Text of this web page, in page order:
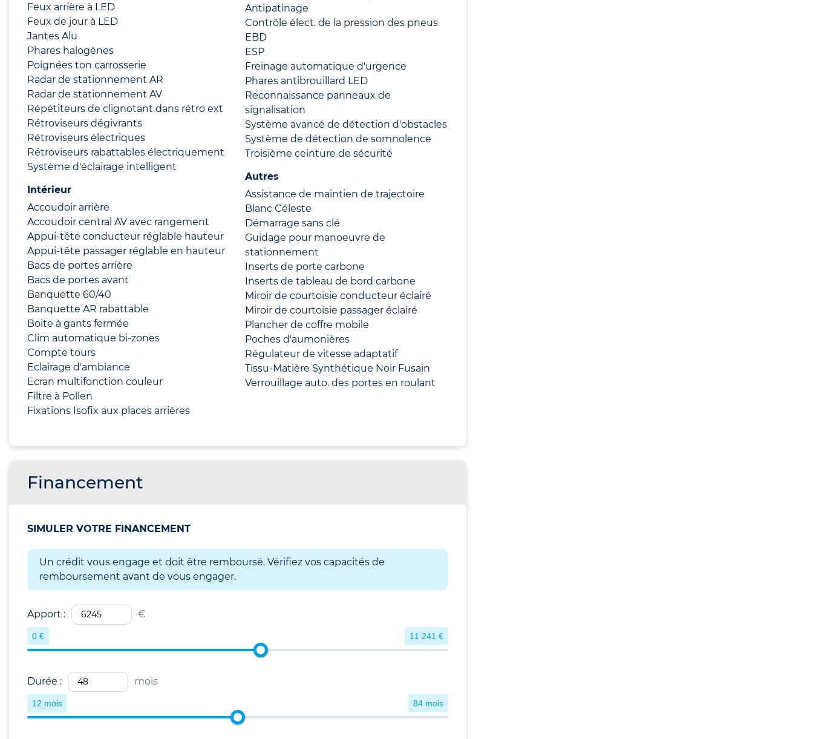
Feux arrière à LED
Feux de jour à LED
Jantes Alu
Phares halogènes
Poignées ton carrosserie
Radar de stationnement AR
Radar de stationnement AV
Répétiteurs de clignotant dans rétro ext
Rétroviseurs dégivrants
Rétroviseurs électriques
Rétroviseurs rabattables électriquement
Système d'éclairage intelligent
Intérieur
Accoudoir arrière
Accoudoir central AV avec rangement
Appui-tête conducteur réglable hauteur
Appui-tête passager réglable en hauteur
Bacs de portes arrière
Bacs de portes avant
Banquette 60/40
Banquette AR rabattable
Boite à gants fermée
Clim automatique bi-zones
Compte tours
Eclairage d'ambiance
Ecran multifonction couleur
Filtre à Pollen
Fixations Isofix aux places arrières
Antipatinage
Contrôle élect. de la pression des pneus
EBD
ESP
Freinage automatique d'urgence
Phares antibrouillard LED
Reconnaissance panneaux de
signalisation
Système avancé de détection d'obstacles
Système de détection de somnolence
Troisième ceinture de sécurité
Autres
Assistance de maintien de trajectoire
Blanc Céleste
Démarrage sans clé
Guidage pour manoeuvre de
stationnement
Inserts de porte carbone
Inserts de tableau de bord carbone
Miroir de courtoisie conducteur éclairé
Miroir de courtoisie passager éclairé
Plancher de coffre mobile
Poches d'aumonières
Régulateur de vitesse adaptatif
Tissu-Matière Synthétique Noir Fusain
Verrouillage auto. des portes en roulant
Financement
SIMULER VOTRE FINANCEMENT
Un crédit vous engage et doit être remboursé. Vérifiez vos capacités de
remboursement avant de vous engager.
Apport : €
0 € 11 241 €
Durée : mois
12 mois 84 mois